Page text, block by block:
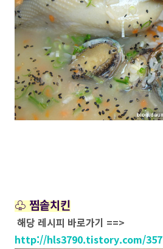
♧ 찜솥치킨
해당 레시피 바로가기 ==>
http://hls3790.tistory.com/357